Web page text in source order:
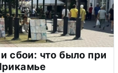
сбои: что было при